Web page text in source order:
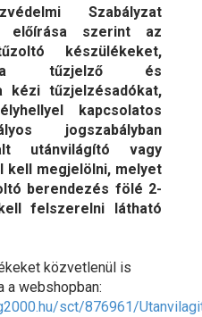
Szabályzat
előírása szerint az
készülékeket,
a tűzjelző és
kézi tűzjelzésadókat,
kapcsolatos
jogszabályban
utánvilágító vagy
kell megjelölni, melyet
berendezés fölé 2-
felszerelni látható
közvetlenül is
a webshopban:
sct/876961/